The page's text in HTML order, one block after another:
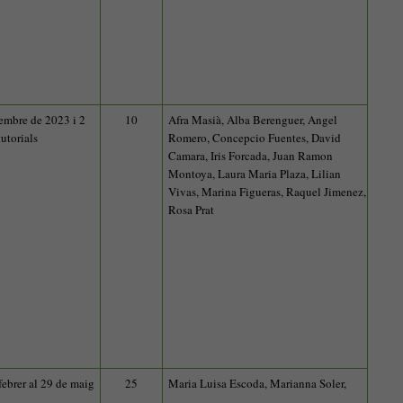
de 2023 i 2
10
Afra Masià, Alba Berenguer, Angel
Romero, Concepcio Fuentes, David
Camara, Iris Forcada, Juan Ramon
Montoya, Laura Maria Plaza, Lilian
Vivas, Marina Figueras, Raquel Jimenez,
Rosa Prat
al 29 de maig 25 Maria Luisa Escoda, Marianna Soler,